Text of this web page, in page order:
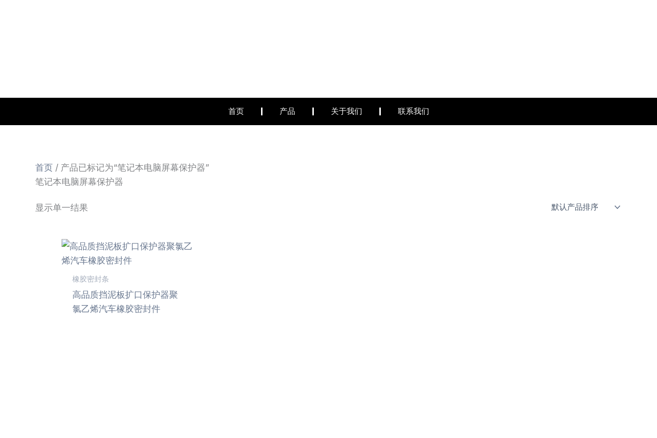
首页 产品 关于我们 联系我们
首页 / 产品已标记为“笔记本电脑屏幕保护器”
笔记本电脑屏幕保护器
显示单一结果
橡胶密封条
高品质挡泥板扩口保护器聚
氯乙烯汽车橡胶密封件